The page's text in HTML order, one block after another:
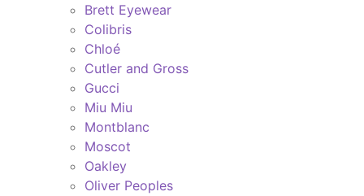
Brett Eyewear
Colibris
Chloé
Cutler and Gross
Gucci
Miu Miu
Montblanc
Moscot
Oakley
Oliver Peoples